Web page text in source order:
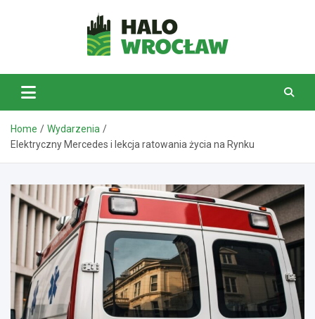
HaloWrocław.pl
Home
Wydarzenia
Elektryczny Mercedes i lekcja ratowania życia na Rynku